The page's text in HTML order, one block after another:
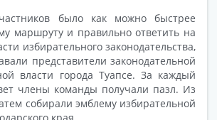
было как можно быстрее
маршруту и правильно ответить на
избирательного законодательства,
представители законодательной
власти города Туапсе. За каждый
члены команды получали пазл. Из
собирали эмблему избирательной
края.